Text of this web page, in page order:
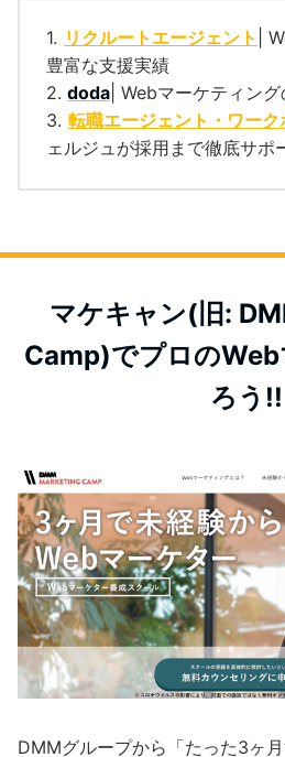
1. リクルートエージェント
|
豊富な支援実績
2. doda | Webマーケティン
3. 転職エージェント・ワーク
ェルジュが採用まで徹底サポ
マケキャン(旧:
Camp)でプロの
ろう!!
DMMグループから「たった3ヶ